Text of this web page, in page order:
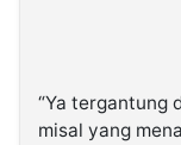
“Ya tergantung
misal yang